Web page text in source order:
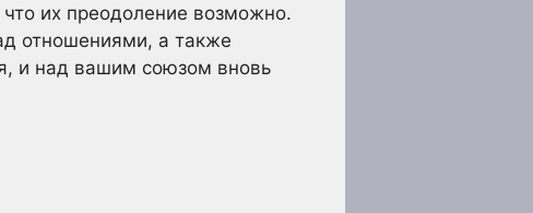
их преодоление возможно.
отношениями, а также
и над вашим союзом вновь